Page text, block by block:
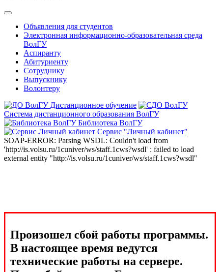
Объявления для студентов
Электронная информационно-образовательная среда
ВолГУ
Аспиранту
Абитуриенту
Сотруднику
Выпускнику
Волонтеру
Дистанционное обучение
Система дистанционного образования ВолГУ
Библиотека ВолГУ
Сервис "Личный кабинет"
SOAP-ERROR: Parsing WSDL: Couldn't load from
'http://is.volsu.ru/1cuniver/ws/staff.1cws?wsdl' : failed to load
external entity "http://is.volsu.ru/1cuniver/ws/staff.1cws?wsdl"
Произошел сбой работы программы.
В настоящее время ведутся
технические работы на сервере.